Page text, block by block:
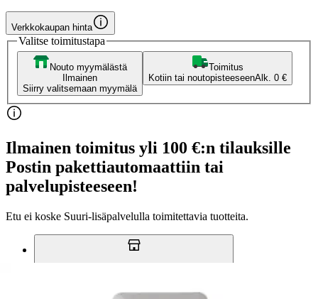
Verkkokaupan hinta
Valitse toimitustapa
Nouto myymälästä
Ilmainen
Siirry valitsemaan myymälä
Toimitus
Kotiin tai noutopisteeseenAlk. 0 €
Ilmainen toimitus yli 100 €:n tilauksille
Postin pakettiautomaattiin tai
palvelupisteeseen!
Etu ei koske Suuri‑lisäpalvelulla toimitettavia tuotteita.